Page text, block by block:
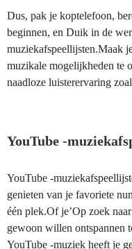
Dus, pak je koptelefoon,
beginnen, en Duik in de
muziekafspeellijsten.Maak
muzikale mogelijkheden te
naadloze luisterervaring
YouTube -
YouTube -
genieten van je favoriete
één plek.Of je’Op zoek
gewoon willen ontspannen
YouTube -muziek heeft je